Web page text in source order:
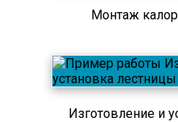
Монтаж
Изготовление и